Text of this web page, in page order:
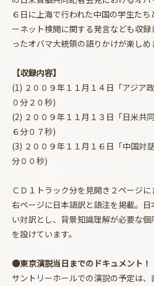
お買い物を続ける
６日に上海で行われた中国の学生た
ーネット検閲に関する発言なども収
ったオバマ大統領の語りかけが楽しめ
【収録内容】
(1) ２００９年１１月１４日「アジア
０分２０秒)
(2) ２００９年１１月１３日「日米共
６分０７秒)
(3) ２００９年１１月１６日「中国対
分００秒)
ＣＤ１トラック分を見開き２ページに
右ページに日本語訳と語注を掲載。
い対訳とし、背景知識理解が必要な
を設けています。
●東京演説当日までのドキュメント！
サントリーホールでの演説の予定は